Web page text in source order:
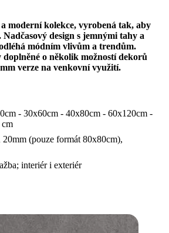
moderní kolekce, vyrobená tak, aby
Nadčasový design s jemnými tahy a
módním vlivům a trendům.
o několik možností dekorů
verze na venkovní využití.
- 30x60cm - 40x80cm - 60x120cm -
(pouze formát 80x80cm),
interiér i exteriér